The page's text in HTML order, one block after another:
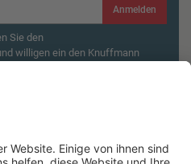
Anmelden
Sie den
willigen ein den Knuffmann